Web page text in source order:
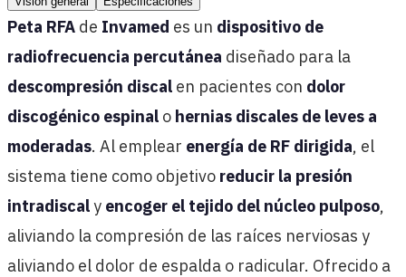
Peta RFA de Invamed es un dispositivo de
radiofrecuencia percutánea diseñado para la
descompresión discal en pacientes con dolor
discogénico espinal o hernias discales de leves a
moderadas. Al emplear energía de RF dirigida, el
sistema tiene como objetivo reducir la presión
intradiscaly encoger el tejido del núcleo pulposo,
aliviando la compresión de las raíces nerviosas y
aliviando el dolor de espalda o radicular. Ofrecido a